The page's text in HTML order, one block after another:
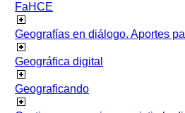
FaHCE
Geografías en diálogo. Aportes
Geográfica digital
Geograficando